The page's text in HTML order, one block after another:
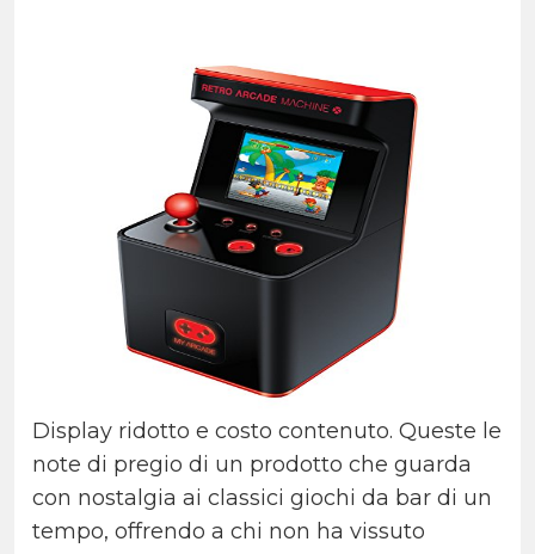
Display ridotto e costo contenuto. Queste le
note di pregio di un prodotto che guarda
con nostalgia ai classici giochi da bar di un
tempo, offrendo a chi non ha vissuto